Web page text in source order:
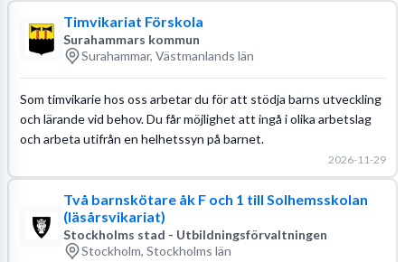
Timvikariat Förskola
Surahammars kommun
Surahammar, Västmanlands län
Som timvikarie hos oss arbetar du för att stödja barns utveckling
och lärande vid behov. Du får möjlighet att ingå i olika arbetslag
och arbeta utifrån en helhetssyn på barnet.
2026-11-29
Två barnskötare åk F och 1 till Solhemsskolan
(läsårsvikariat)
Stockholms stad - Utbildningsförvaltningen
Stockholm, Stockholms län